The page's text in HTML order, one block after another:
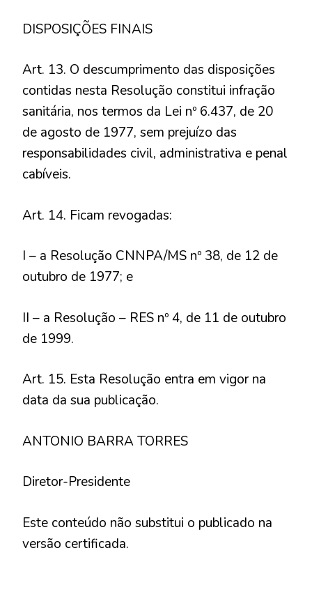
DISPOSIÇÕES FINAIS
Art. 13. O descumprimento das disposições
contidas nesta Resolução constitui infração
sanitária, nos termos da Lei nº 6.437, de 20
de agosto de 1977, sem prejuízo das
responsabilidades civil, administrativa e penal
cabíveis.
Art. 14. Ficam revogadas:
I – a Resolução CNNPA/MS nº 38, de 12 de
outubro de 1977; e
II – a Resolução – RES nº 4, de 11 de outubro
de 1999.
Art. 15. Esta Resolução entra em vigor na
data da sua publicação.
ANTONIO BARRA TORRES
Diretor-Presidente
Este conteúdo não substitui o publicado na
versão certificada.